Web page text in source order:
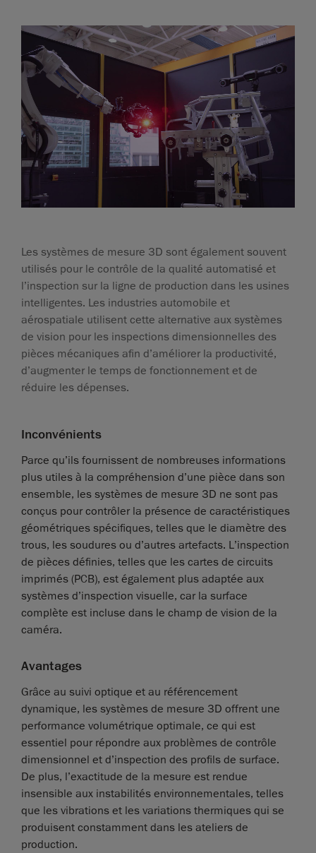
Les systèmes de mesure 3D sont également souvent
utilisés pour le contrôle de la qualité automatisé et
l’inspection sur la ligne de production dans les usines
intelligentes. Les industries automobile et
aérospatiale utilisent cette alternative aux systèmes
de vision pour les inspections dimensionnelles des
pièces mécaniques afin d’améliorer la productivité,
d’augmenter le temps de fonctionnement et de
réduire les dépenses.
Inconvénients
Parce qu’ils fournissent de nombreuses informations
plus utiles à la compréhension d’une pièce dans son
ensemble, les systèmes de mesure 3D ne sont pas
conçus pour contrôler la présence de caractéristiques
géométriques spécifiques, telles que le diamètre des
trous, les soudures ou d’autres artefacts. L’inspection
de pièces définies, telles que les cartes de circuits
imprimés (PCB), est également plus adaptée aux
systèmes d’inspection visuelle, car la surface
complète est incluse dans le champ de vision de la
caméra.
Avantages
Grâce au suivi optique et au référencement
dynamique, les systèmes de mesure 3D offrent une
performance volumétrique optimale, ce qui est
essentiel pour répondre aux problèmes de contrôle
dimensionnel et d’inspection des profils de surface.
De plus, l’exactitude de la mesure est rendue
insensible aux instabilités environnementales, telles
que les vibrations et les variations thermiques qui se
produisent constamment dans les ateliers de
production.